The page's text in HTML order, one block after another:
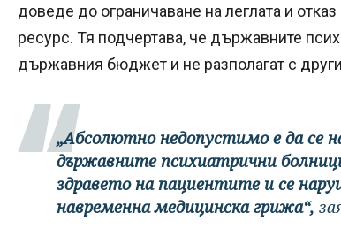
доведе до ограничаване на леглата и
ресурс. Тя подчертава, че държавните
държавния бюджет и не разполагат с
„Абсолютно недопустимо е да се
държавните психиатрични
здравето на пациентите и се
навременна медицинска грижа“,